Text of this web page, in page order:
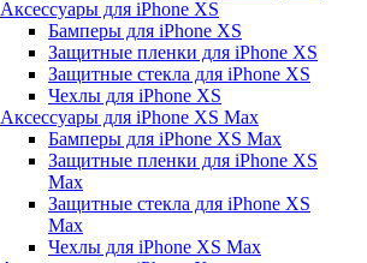
Аксессуары для iPhone ХS
Бамперы для iPhone ХS
Защитные пленки для iPhone ХS
Защитные стекла для iPhone ХS
Чехлы для iPhone ХS
Аксессуары для iPhone ХS Max
Бамперы для iPhone XS Max
Защитные пленки для iPhone XS
Max
Защитные стекла для iPhone XS
Max
Чехлы для iPhone XS Max